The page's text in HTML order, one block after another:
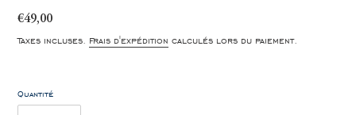
Prix
normal
€49,00
Taxes incluses. Frais d'expédition calculés lors du paiement.
Quantité